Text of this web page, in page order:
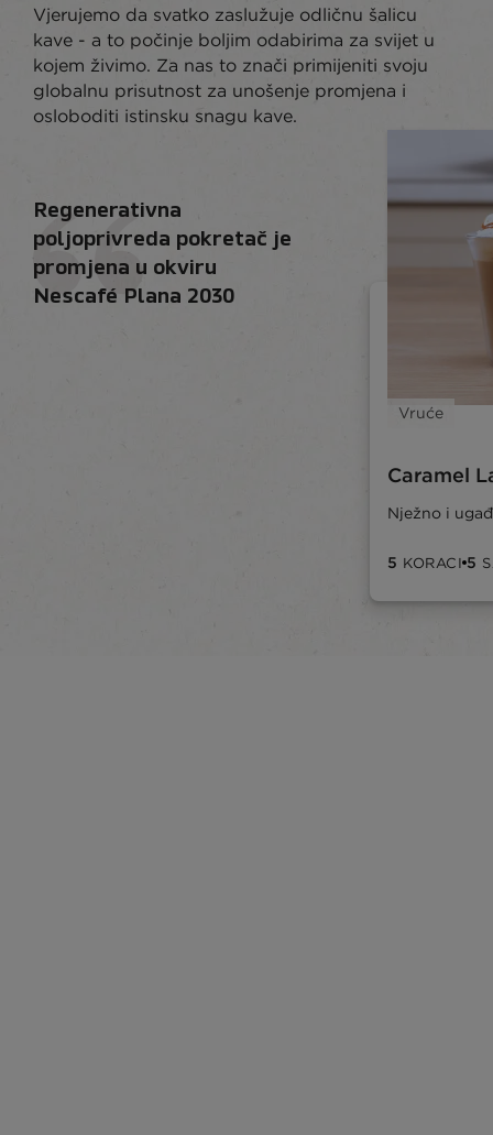
Vjerujemo da svatko zaslužuje odličnu šalicu
kave - a to počinje boljim odabirima za svijet u
kojem živimo. Za nas to znači primijeniti svoju
globalnu prisutnost za unošenje promjena i
osloboditi istinsku snagu kave.
Regenerativna
poljoprivreda pokretač je
promjena u okviru
Nescafé Plana 2030
Vruće
Caramel
Nježno i
5 KORACI 5